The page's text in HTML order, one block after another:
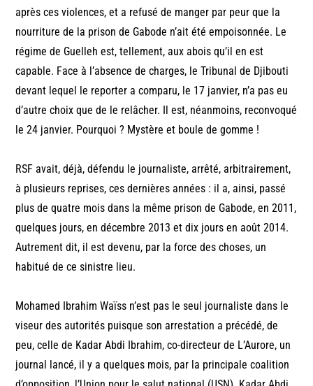
après ces violences, et a refusé de manger par peur que la
nourriture de la prison de Gabode n’ait été empoisonnée. Le
régime de Guelleh est, tellement, aux abois qu’il en est
capable. Face à l’absence de charges, le Tribunal de Djibouti
devant lequel le reporter a comparu, le 17 janvier, n’a pas eu
d’autre choix que de le relâcher. Il est, néanmoins, reconvoqué
le 24 janvier. Pourquoi ? Mystère et boule de gomme !
RSF avait, déjà, défendu le journaliste, arrêté, arbitrairement,
à plusieurs reprises, ces dernières années : il a, ainsi, passé
plus de quatre mois dans la même prison de Gabode, en 2011,
quelques jours, en décembre 2013 et dix jours en août 2014.
Autrement dit, il est devenu, par la force des choses, un
habitué de ce sinistre lieu.
Mohamed Ibrahim Waïss n’est pas le seul journaliste dans le
viseur des autorités puisque son arrestation a précédé, de
peu, celle de Kadar Abdi Ibrahim, co-directeur de L’Aurore, un
journal lancé, il y a quelques mois, par la principale coalition